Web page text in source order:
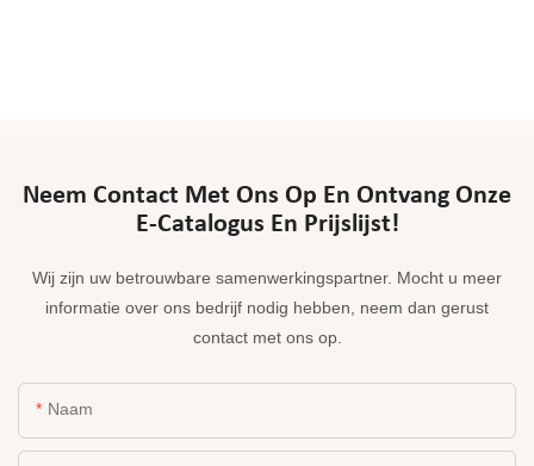
Neem Contact Met Ons Op En Ontvang Onze
E-Catalogus En Prijslijst!
Wij zijn uw betrouwbare samenwerkingspartner. Mocht u meer
informatie over ons bedrijf nodig hebben, neem dan gerust
contact met ons op.
Naam